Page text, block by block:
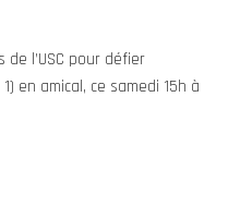
l’USC pour défier
en amical, ce samedi 15h à